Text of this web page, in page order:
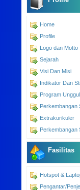
Home
Profile
Logo dan Motto
Sejarah
Visi Dan Misi
Indikator Dan
Program
Perkembangan
Extrakurikuler
Perkembangan
Fasilitas
Hotspot &
Pengantar/